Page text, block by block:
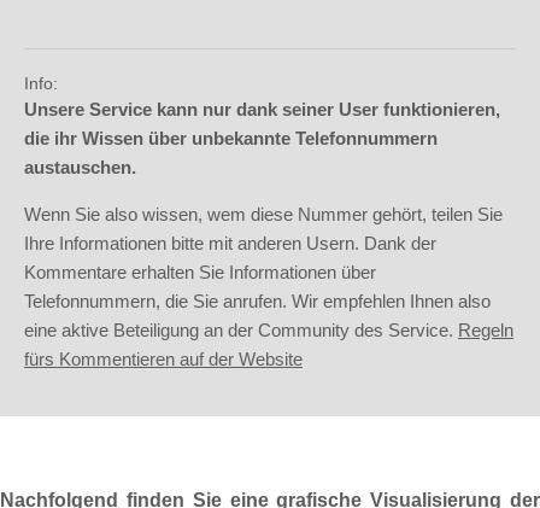
Info:
Unsere Service kann nur dank seiner User funktionieren,
die ihr Wissen über unbekannte Telefonnummern
austauschen.
Wenn Sie also wissen, wem diese Nummer gehört, teilen Sie
Ihre Informationen bitte mit anderen Usern. Dank der
Kommentare erhalten Sie Informationen über
Telefonnummern, die Sie anrufen. Wir empfehlen Ihnen also
eine aktive Beteiligung an der Community des Service. Regeln
fürs Kommentieren auf der Website
Nachfolgend finden Sie eine grafische Visualisierung der